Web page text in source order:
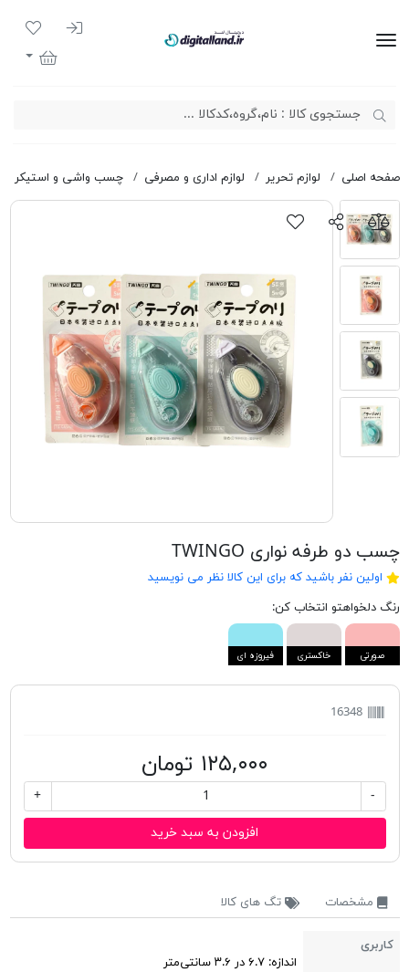
ورود به
لیست
سبد خرید
صفحه اصلی لوازم تحریر لوازم اداری و مصرفی چسب واشی و استیکر
چسب دو طرفه نواری TWINGO
اولین نفر باشید که برای این کالا نظر می نویسید
رنگ دلخواهتو انتخاب کن:
صورتی خاکستری فیروزه ای
16348
۱۲۵,۰۰۰ تومان
-
+
افزودن به سبد خرید
مشخصات تگ های کالا
کاربری
اندازه: ۶.۷ در ۳.۶ سانتی‌متر